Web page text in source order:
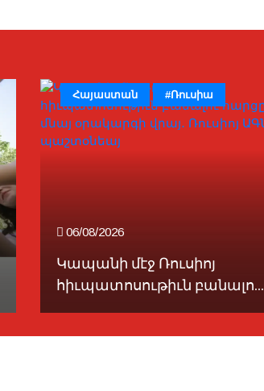
06/08/2026
Կապանի մէջ Ռուսիոյ
հիւպատոսութիւն բանալո...
Հայաստան #Ռուսիա